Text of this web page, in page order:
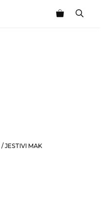
/ JESTIVI MAK